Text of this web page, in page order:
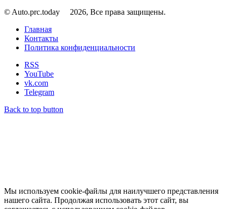
© Auto.prc.today
2026, Все права защищены.
Главная
Контакты
Политика конфиденциальности
RSS
YouTube
vk.com
Telegram
Back to top button
Мы используем cookie-файлы для наилучшего представления
нашего сайта. Продолжая использовать этот сайт, вы